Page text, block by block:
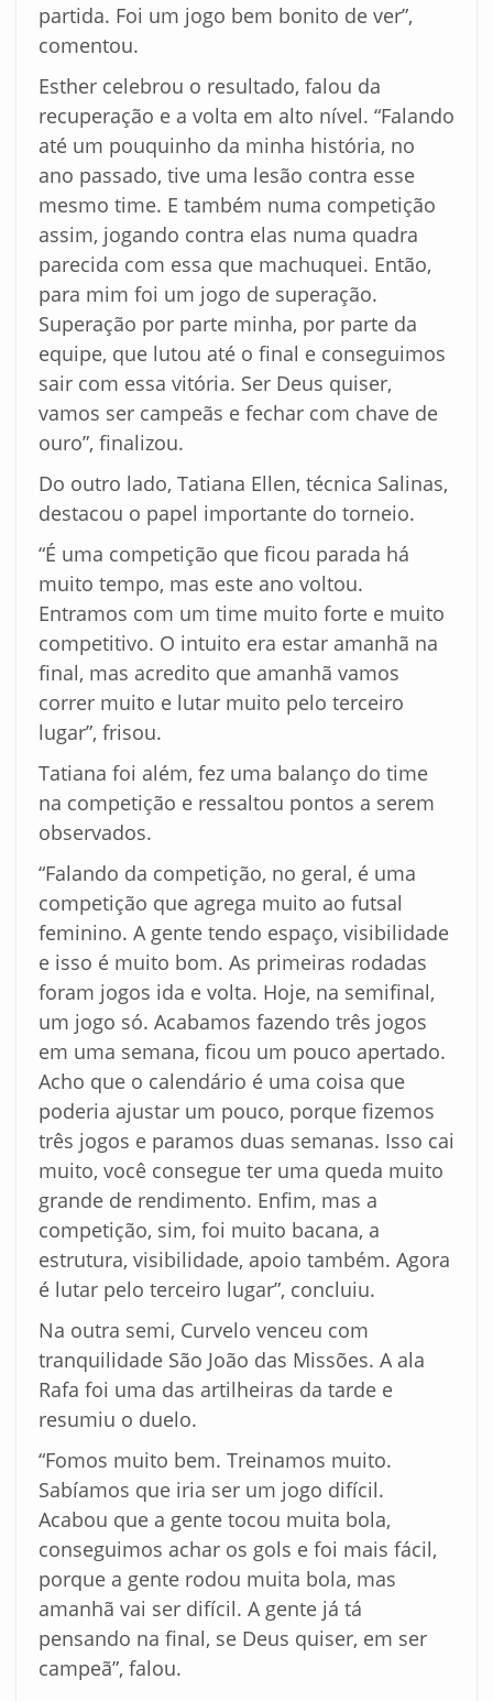
partida. Foi um jogo bem bonito de ver”,
comentou.
Esther celebrou o resultado, falou da
recuperação e a volta em alto nível. “Falando
até um pouquinho da minha história, no
ano passado, tive uma lesão contra esse
mesmo time. E também numa competição
assim, jogando contra elas numa quadra
parecida com essa que machuquei. Então,
para mim foi um jogo de superação.
Superação por parte minha, por parte da
equipe, que lutou até o final e conseguimos
sair com essa vitória. Ser Deus quiser,
vamos ser campeãs e fechar com chave de
ouro”, finalizou.
Do outro lado, Tatiana Ellen, técnica Salinas,
destacou o papel importante do torneio.
“É uma competição que ficou parada há
muito tempo, mas este ano voltou.
Entramos com um time muito forte e muito
competitivo. O intuito era estar amanhã na
final, mas acredito que amanhã vamos
correr muito e lutar muito pelo terceiro
lugar”, frisou.
Tatiana foi além, fez uma balanço do time
na competição e ressaltou pontos a serem
observados.
“Falando da competição, no geral, é uma
competição que agrega muito ao futsal
feminino. A gente tendo espaço, visibilidade
e isso é muito bom. As primeiras rodadas
foram jogos ida e volta. Hoje, na semifinal,
um jogo só. Acabamos fazendo três jogos
em uma semana, ficou um pouco apertado.
Acho que o calendário é uma coisa que
poderia ajustar um pouco, porque fizemos
três jogos e paramos duas semanas. Isso cai
muito, você consegue ter uma queda muito
grande de rendimento. Enfim, mas a
competição, sim, foi muito bacana, a
estrutura, visibilidade, apoio também. Agora
é lutar pelo terceiro lugar”, concluiu.
Na outra semi, Curvelo venceu com
tranquilidade São João das Missões. A ala
Rafa foi uma das artilheiras da tarde e
resumiu o duelo.
“Fomos muito bem. Treinamos muito.
Sabíamos que iria ser um jogo difícil.
Acabou que a gente tocou muita bola,
conseguimos achar os gols e foi mais fácil,
porque a gente rodou muita bola, mas
amanhã vai ser difícil. A gente já tá
pensando na final, se Deus quiser, em ser
campeã”, falou.